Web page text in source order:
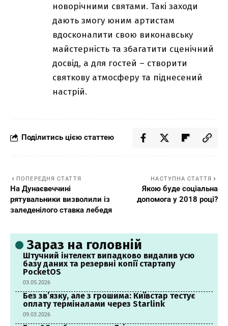
новорічними святами. Такі заходи
дають змогу юним артистам
вдосконалити свою виконавську
майстерність та збагатити сценічний
досвід, а для гостей – створити
святкову атмосферу та піднесений
настрій.
Поділитись цією статтею
ПОПЕРЕДНЯ СТАТТЯ
На Дунаєвеччині
рятувальники визволили із
заледенілого ставка лебедя
НАСТУПНА СТАТТЯ
Якою буде соціальна
допомога у 2018 році?
Зараз на головній
Штучний інтелект випадково видалив усю
базу даних та резервні копії стартапу
PocketOS
03.05.2026
Без зв’язку, але з грошима: Київстар тестує
оплату терміналами через Starlink
09.03.2026